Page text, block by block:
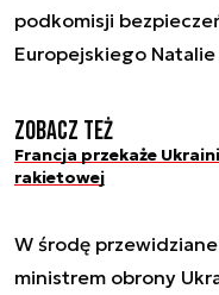
podkomisji
Europejskiego Natalie
Zobacz też
Francja przekaże
rakietowej
W środę
ministrem obrony